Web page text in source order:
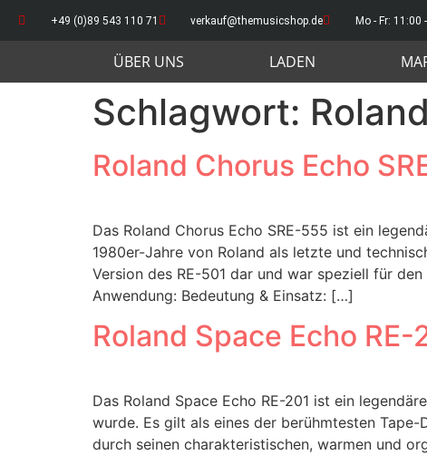
+49 (0)89 543 110 71 verkauf@themusicshop.de Mo - Fr: 11:00
ÜBER UNS LADEN
Schlagwort: Roland
Roland Chorus Echo
Das Roland Chorus Echo SRE-555 ist ein
1980er-Jahre von Roland als letzte und
Version des RE-501 dar und war speziell für
Anwendung: Bedeutung & Einsatz: […]
Roland Space Echo
Das Roland Space Echo RE-201 ist ein
wurde. Es gilt als eines der berühmtesten
durch seinen charakteristischen, warmen und